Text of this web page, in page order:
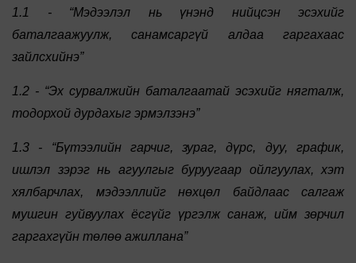
1.1 - “Мэдээлэл нь үнэнд нийцсэн эсэхийг
баталгаажуулж, санамсаргүй алдаа гаргахаас
зайлсхийнэ”
1.2 - “Эх сурвалжийн баталгаатай эсэхийг нягталж,
тодорхой дурдахыг эрмэлзэнэ”
1.3 - “Бүтээлийн гарчиг, зураг, дүрс, дуу, график,
ишлэл зэрэг нь агуулгыг буруугаар ойлгуулах, хэт
хялбарчлах, мэдээллийг нөхцөл байдлаас салгаж
мушгин гуйвуулах ёсгүйг үргэлж санаж, ийм зөрчил
гаргахгүйн төлөө ажиллана”